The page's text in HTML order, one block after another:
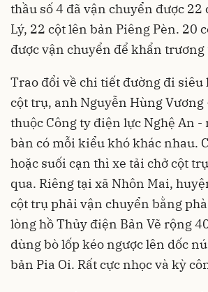
thầu số 4 đã vận chuyển được 22
Lý, 22 cột lên bản Piêng Pèn. 20
được vận chuyển để khẩn trương
Trao đổi về chi tiết đường đi siêu
cột trụ, anh Nguyễn Hùng Vương
thuộc Công ty điện lực Nghệ An -
bàn có mỗi kiểu khó khác nhau.
hoặc suối cạn thì xe tải chở cột
qua. Riêng tại xã Nhôn Mai,
cột trụ phải vận chuyển bằng
lòng hồ Thủy điện Bản Vẽ rộng
dùng bò lốp kéo ngược lên dốc
bản Pia Oi. Rất cực nhọc và kỳ